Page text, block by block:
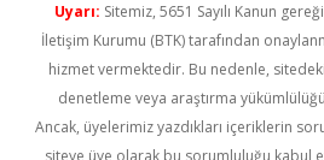
Uyarı: Sitemiz, 5651 Sayılı Kanun
İletişim Kurumu (BTK) tarafından
hizmet vermektedir. Bu nedenle,
denetleme veya araştırma
Ancak, üyelerimiz yazdıkları içeriklerin
siteye üye olarak bu sorumluluğu kabul